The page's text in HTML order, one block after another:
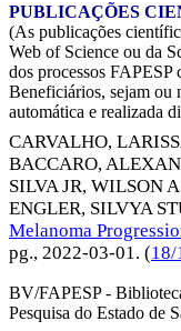
PUBLICAÇÕES
(As publicações
Web of Science ou da
dos processos FAPESP
Beneficiários, sejam ou
automática e realizada
CARVALHO,
BACCARO,
SILVA JR, WILSON
ENGLER, SILVYA
Melanoma
pg., 2022-03-01. (18/
BV/FAPESP -
Pesquisa do Estado de